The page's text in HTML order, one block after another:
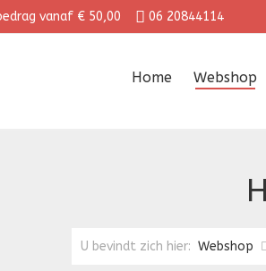
vanaf € 50,00 06 20844114
Home Webshop
U bevindt zich hier: Webshop